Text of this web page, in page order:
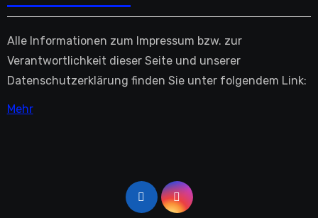
Alle Informationen zum Impressum bzw. zur
Verantwortlichkeit dieser Seite und unserer
Datenschutzerklärung finden Sie unter folgendem Link:
Mehr